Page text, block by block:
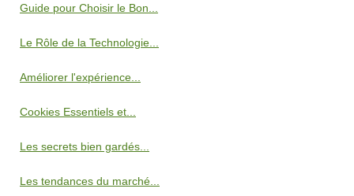
Guide pour Choisir le Bon...
Le Rôle de la Technologie...
Améliorer l'expérience...
Cookies Essentiels et...
Les secrets bien gardés...
Les tendances du marché...